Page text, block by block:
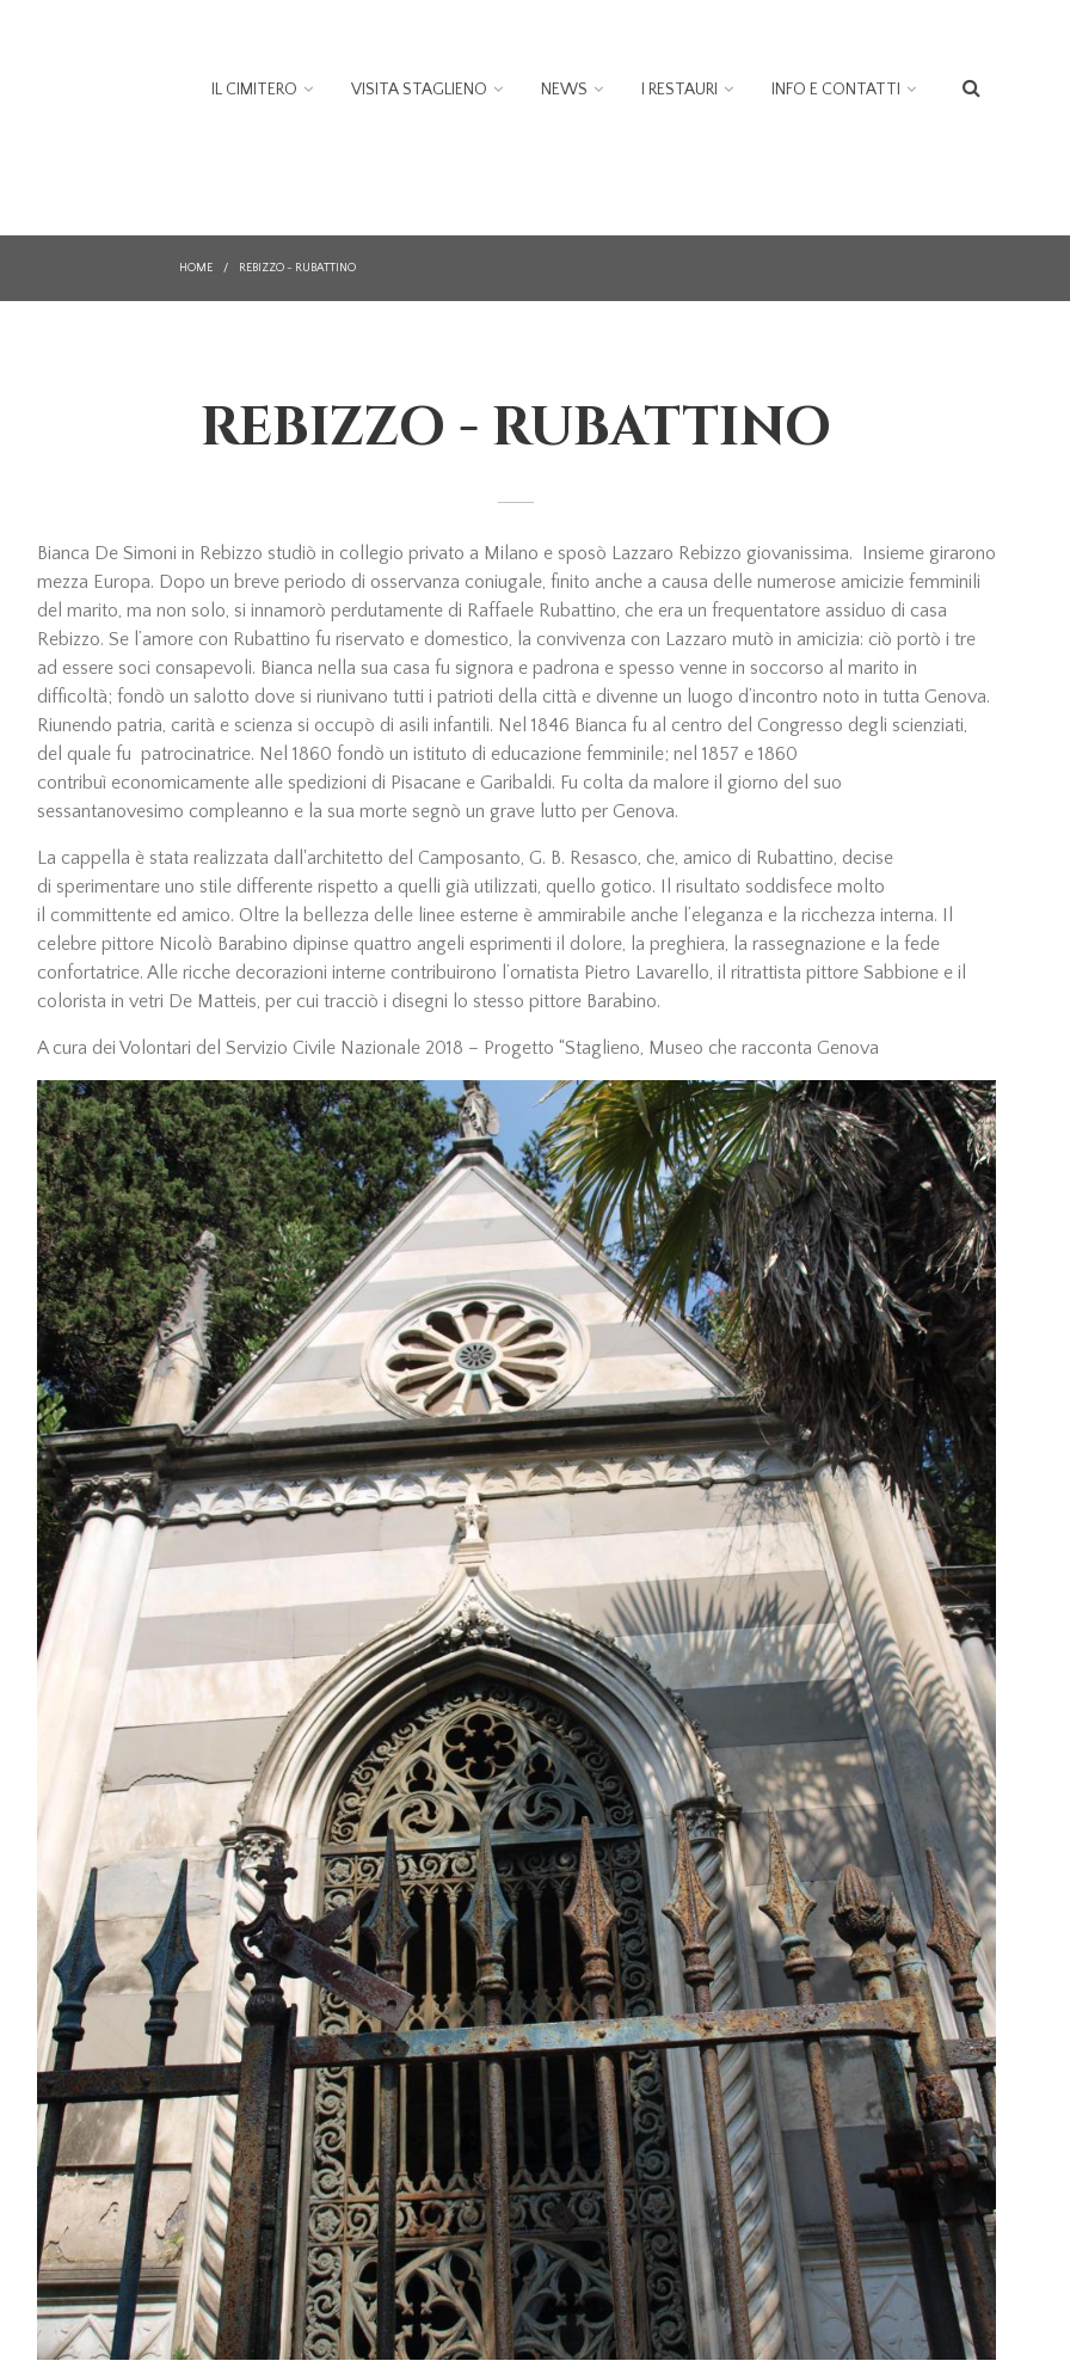
IL CIMITERO VISITA STAGLIENO NEWS I RESTAURI INFO E CONTATTI
HOME / REBIZZO - RUBATTINO
REBIZZO - RUBATTINO
Bianca De Simoni in Rebizzo studiò in collegio privato a Milano e sposò Lazzaro Rebizzo giovanissima. Insieme girarono
mezza Europa. Dopo un breve periodo di osservanza coniugale, finito anche a causa delle numerose amicizie femminili
del marito, ma non solo, si innamorò perdutamente di Raffaele Rubattino, che era un frequentatore assiduo di casa
Rebizzo. Se l’amore con Rubattino fu riservato e domestico, la convivenza con Lazzaro mutò in amicizia: ciò portò i tre
ad essere soci consapevoli. Bianca nella sua casa fu signora e padrona e spesso venne in soccorso al marito in
difficoltà; fondò un salotto dove si riunivano tutti i patrioti della città e divenne un luogo d’incontro noto in tutta Genova.
Riunendo patria, carità e scienza si occupò di asili infantili. Nel 1846 Bianca fu al centro del Congresso degli scienziati,
del quale fu patrocinatrice. Nel 1860 fondò un istituto di educazione femminile; nel 1857 e 1860
contribuì economicamente alle spedizioni di Pisacane e Garibaldi. Fu colta da malore il giorno del suo
sessantanovesimo compleanno e la sua morte segnò un grave lutto per Genova.
La cappella è stata realizzata dall'architetto del Camposanto, G. B. Resasco, che, amico di Rubattino, decise
di sperimentare uno stile differente rispetto a quelli già utilizzati, quello gotico. Il risultato soddisfece molto
il committente ed amico. Oltre la bellezza delle linee esterne è ammirabile anche l’eleganza e la ricchezza interna. Il
celebre pittore Nicolò Barabino dipinse quattro angeli esprimenti il dolore, la preghiera, la rassegnazione e la fede
confortatrice. Alle ricche decorazioni interne contribuirono l’ornatista Pietro Lavarello, il ritrattista pittore Sabbione e il
colorista in vetri De Matteis, per cui tracciò i disegni lo stesso pittore Barabino.
A cura dei Volontari del Servizio Civile Nazionale 2018 – Progetto “Staglieno, Museo che racconta Genova